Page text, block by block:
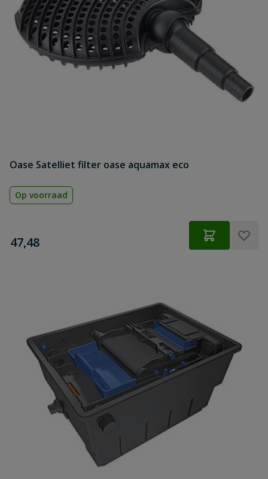
Oase Satelliet filter oase aquamax eco
Op voorraad
€
47,48